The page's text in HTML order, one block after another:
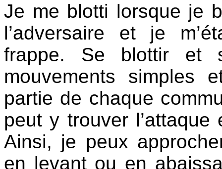
Je me blotti lorsque je
l’adversaire et je
frappe. Se blottir et
mouvements simples
partie de chaque
peut y trouver
Ainsi, je peux
en levant ou en